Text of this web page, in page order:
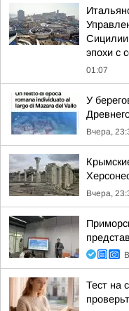
эпохи с
01:07
У
Вчера,
Вчера,
Тест на